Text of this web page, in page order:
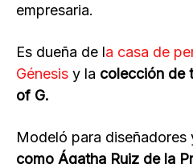
empresaria.
Es dueña de la casa de
Génesis y la colección de
of G.
Modeló para diseñadores
como Ágatha Ruiz de la